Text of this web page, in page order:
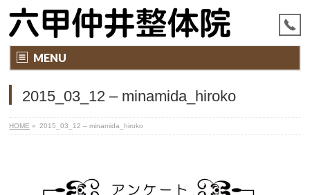
MENU
2015_03_12 – minamida_hiroko
HOME » 2015_03_12 – minamida_hiroko